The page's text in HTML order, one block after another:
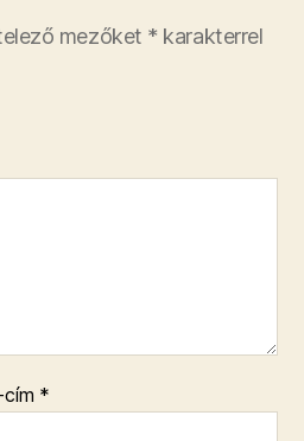
mezőket * karakterrel
cím *